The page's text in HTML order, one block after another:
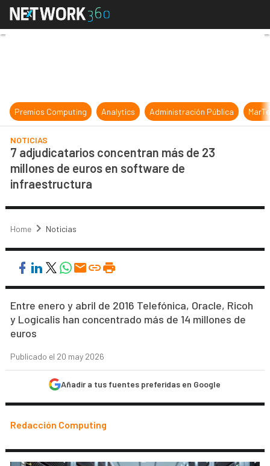
7 adjudicatarios concentran más
Premios Computing Analytics Administración Pública
NOTICIAS
7 adjudicatarios concentran más de 23
millones de euros en software de
infraestructura
Home Noticias
Entre enero y abril de 2016 Telefónica, Oracle, Ricoh
y Logicalis han concentrado más de 14 millones de
euros
Publicado el 20 may 2026
Añadir a tus fuentes preferidas en Google
Redacción Computing